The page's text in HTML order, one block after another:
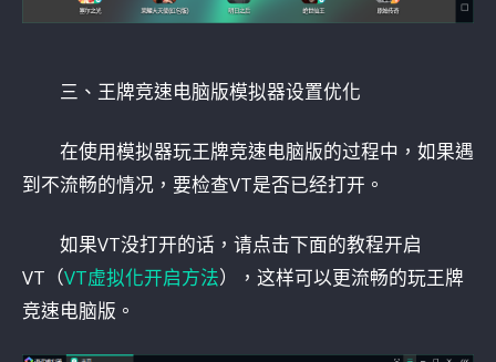
三、王牌竞速电脑版模拟器设置优化
在使用模拟器玩王牌竞速电脑版的过程中，如果遇
到不流畅的情况，要检查VT是否已经打开。
如果VT没打开的话，请点击下面的教程开启
VT（VT虚拟化开启方法），这样可以更流畅的玩王牌
竞速电脑版。